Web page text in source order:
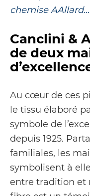
chemise AAllard…
Canclini &
de deux
Au cœur de ces
le tissu élaboré
symbole de
depuis 1925.
familiales, les
symbolisent à
entre tradition et